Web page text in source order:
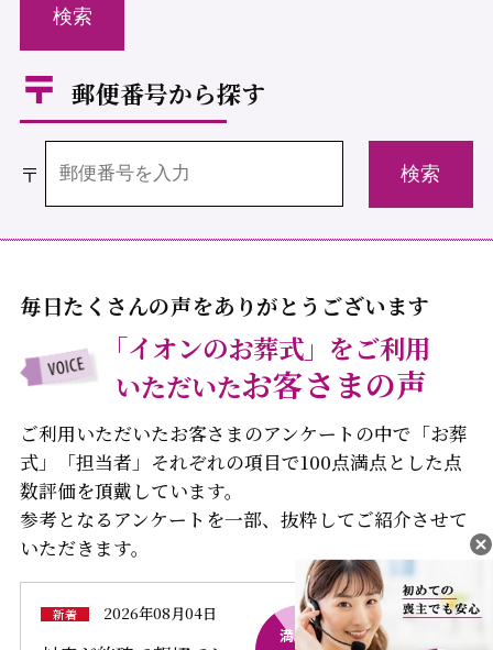
郵便番号から探す
〒
毎日たくさんの声をありがとうございます
「イオンのお葬式」をご利用
いただいたお客さまの声
ご利用いただいたお客さまのアンケートの中で「お葬
式」「担当者」それぞれの項目で100点満点とした点
数評価を頂戴しています。
参考となるアンケートを一部、抜粋してご紹介させて
いただきます。
新着 2026年08月04日
満足度 満足度